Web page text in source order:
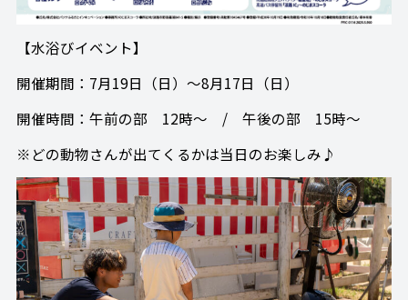
【水浴びイベント】
開催期間：7月19日（日）～8月17日（日）
開催時間：午前の部 12時～ / 午後の部 15時～
※どの動物さんが出てくるかは当日のお楽しみ♪